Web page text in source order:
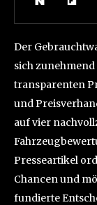
Der
sich
transparenten
und
auf vier
Presseartikel
Chancen und
fundierte